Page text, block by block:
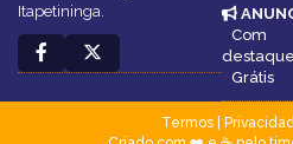
Itapetininga.
Com
destaque
Grátis
Termos|